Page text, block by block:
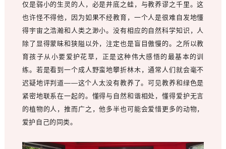
仅是弱小的生灵的人，必是井底之蛙，与教养谬之千里。这
也许怪不得他，因为如果不经教育，一个人是很难自发地懂
得宇宙之浩瀚和人类之渺小。没有相应的自然科学知识，人
除了显得蒙昧和狭隘以外，注定也是盲目傲慢的。之所以教
育孩子从小要爱护花草，正是这种伟大感悟的最基本的训
练。若是看到一个成人野蛮地攀折林木，通常人们就会毫不
迟疑地评判道——这个人太没有教养了。可见教养和绿色是
紧密地联系在一起的。懂得与自然和谐相处，懂得爱护无言
的植物的人，推而广之，他多半也可能会爱惜更多的动物，
爱护自己的同类。